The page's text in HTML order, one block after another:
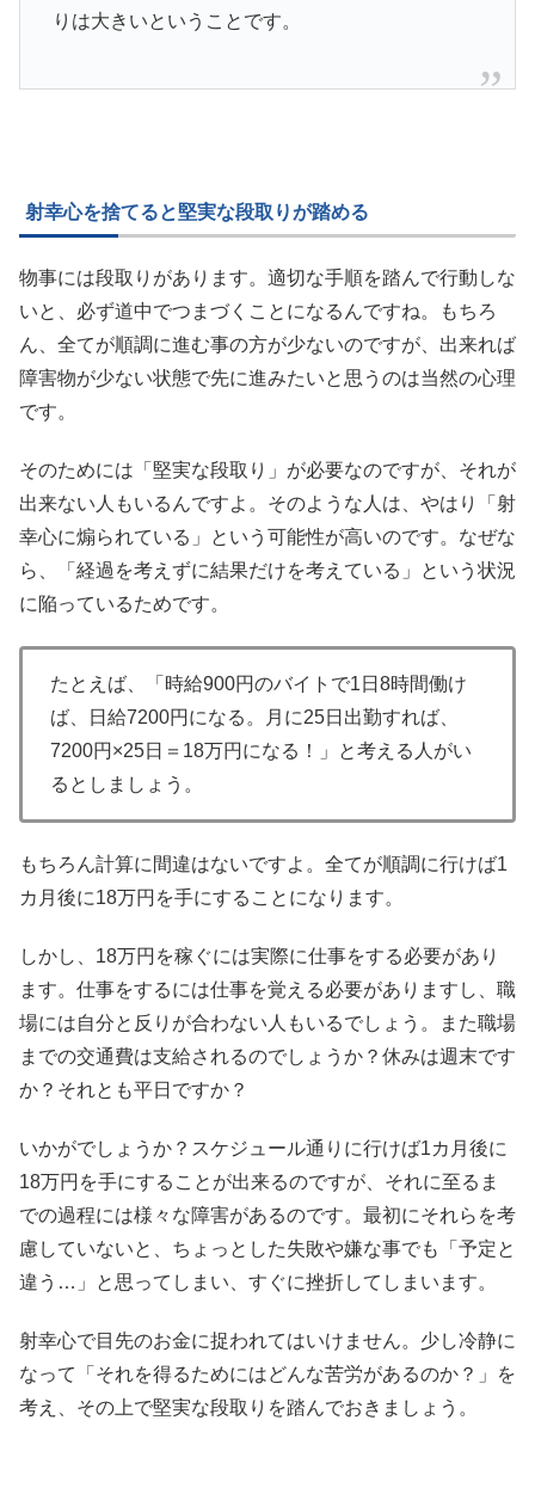
りは大きいということです。
射幸心を捨てると堅実な段取りが踏める
物事には段取りがあります。適切な手順を踏んで行動しな
いと、必ず道中でつまづくことになるんですね。もちろ
ん、全てが順調に進む事の方が少ないのですが、出来れば
障害物が少ない状態で先に進みたいと思うのは当然の心理
です。
そのためには「堅実な段取り」が必要なのですが、それが
出来ない人もいるんですよ。そのような人は、やはり「射
幸心に煽られている」という可能性が高いのです。なぜな
ら、「経過を考えずに結果だけを考えている」という状況
に陥っているためです。
たとえば、「時給900円のバイトで1日8時間働け
ば、日給7200円になる。月に25日出勤すれば、
7200円×25日＝18万円になる！」と考える人がい
るとしましょう。
もちろん計算に間違はないですよ。全てが順調に行けば1
カ月後に18万円を手にすることになります。
しかし、18万円を稼ぐには実際に仕事をする必要があり
ます。仕事をするには仕事を覚える必要がありますし、職
場には自分と反りが合わない人もいるでしょう。また職場
までの交通費は支給されるのでしょうか？休みは週末です
か？それとも平日ですか？
いかがでしょうか？スケジュール通りに行けば1カ月後に
18万円を手にすることが出来るのですが、それに至るま
での過程には様々な障害があるのです。最初にそれらを考
慮していないと、ちょっとした失敗や嫌な事でも「予定と
違う…」と思ってしまい、すぐに挫折してしまいます。
射幸心で目先のお金に捉われてはいけません。少し冷静に
なって「それを得るためにはどんな苦労があるのか？」を
考え、その上で堅実な段取りを踏んでおきましょう。